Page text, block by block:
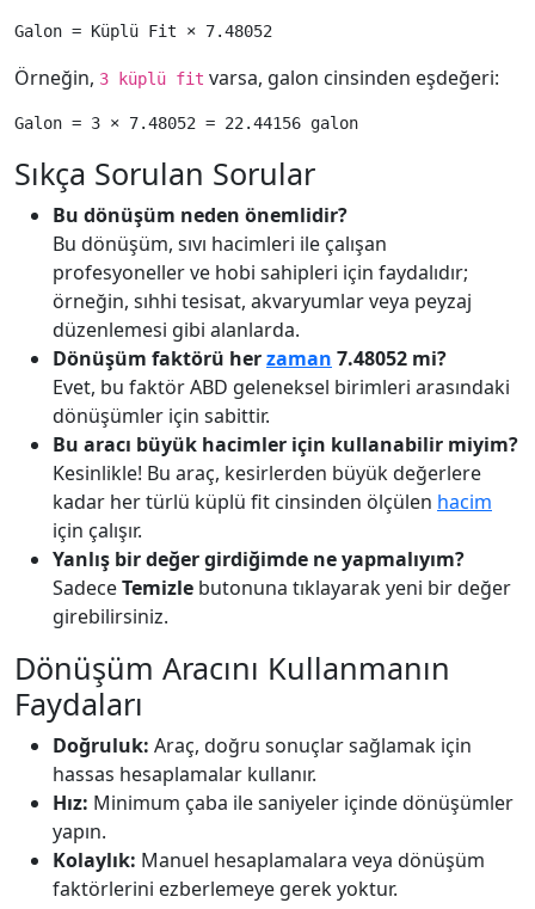
Örneğin, 3 küplü fit varsa, galon cinsinden eşdeğeri:
Sıkça Sorulan Sorular
Bu dönüşüm neden önemlidir?
Bu dönüşüm, sıvı hacimleri ile çalışan
profesyoneller ve hobi sahipleri için faydalıdır;
örneğin, sıhhi tesisat, akvaryumlar veya peyzaj
düzenlemesi gibi alanlarda.
Dönüşüm faktörü herzaman 7.48052 mi?
Evet, bu faktör ABD geleneksel birimleri arasındaki
dönüşümler için sabittir.
Bu aracı büyük hacimler için kullanabilir miyim?
Kesinlikle! Bu araç, kesirlerden büyük değerlere
kadar her türlü küplü fit cinsinden ölçülen hacim
için çalışır.
Yanlış bir değer girdiğimde ne yapmalıyım?
SadeceTemizle butonuna tıklayarak yeni bir değer
girebilirsiniz.
Dönüşüm Aracını Kullanmanın
Faydaları
Doğruluk: Araç, doğru sonuçlar sağlamak için
hassas hesaplamalar kullanır.
Hız: Minimum çaba ile saniyeler içinde dönüşümler
yapın.
Kolaylık: Manuel hesaplamalara veya dönüşüm
faktörlerini ezberlemeye gerek yoktur.